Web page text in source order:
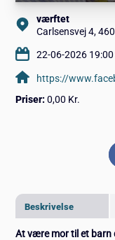
Beskrivelse
At være mor til et barn
værftet
Carlsensvej 4,
22-06-2026 19:00
https://
Priser: 0,00 Kr.